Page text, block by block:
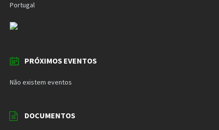
Portugal
PRÓXIMOS EVENTOS
Não existem eventos
DOCUMENTOS